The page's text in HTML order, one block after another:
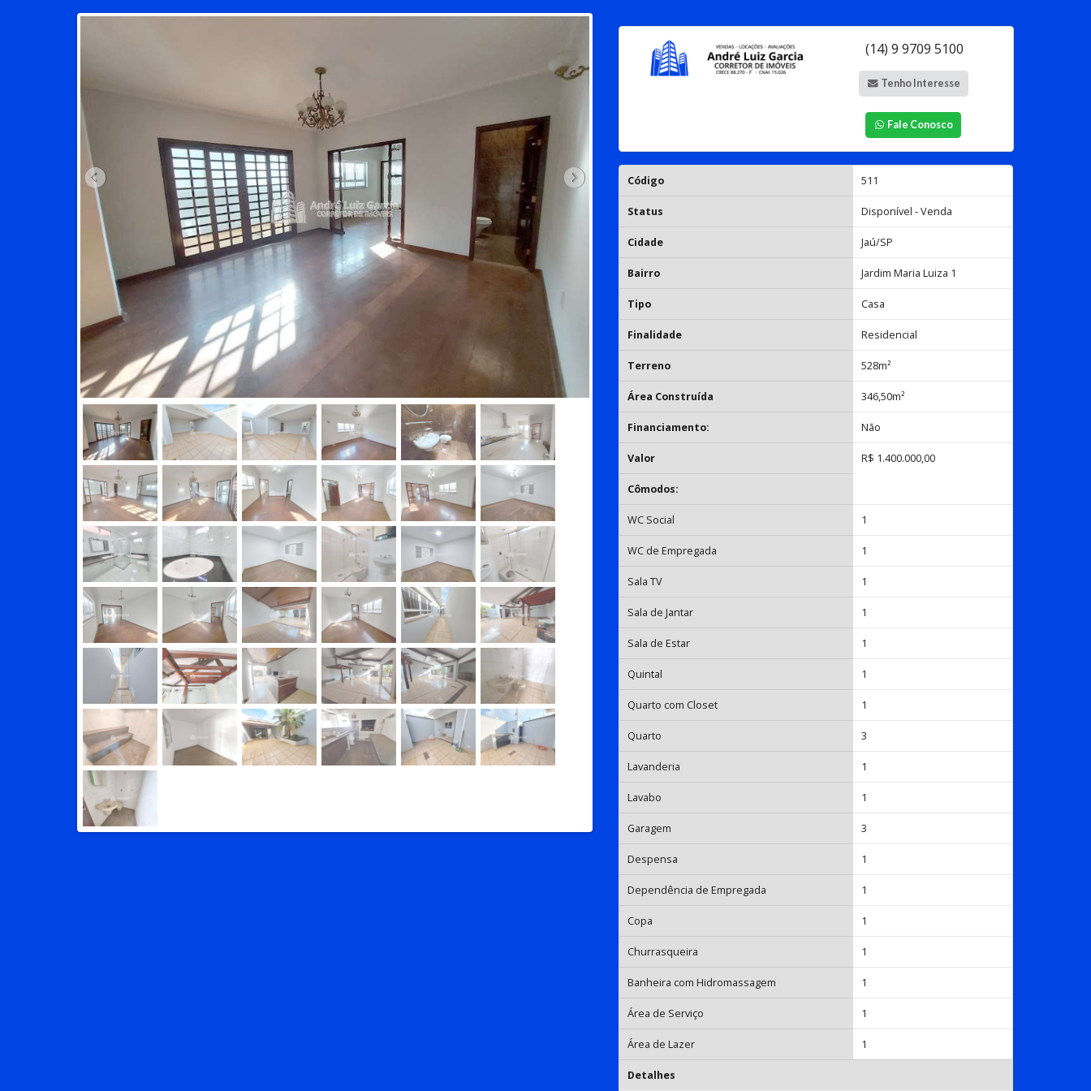
(14) 9 9709 5100
Tenho Interesse
Fale Conosco
Código 511
Status Disponível - Venda
Cidade Jaú/SP
Bairro Jardim Maria Luiza 1
Tipo Casa
Finalidade Residencial
Terreno 528m²
Área Construída 346,50m²
Financiamento: Não
Valor R$ 1.400.000,00
Cômodos:
WC Social 1
WC de Empregada 1
Sala TV 1
Sala de Jantar 1
Sala de Estar 1
Quintal 1
Quarto com Closet 1
Quarto 3
Lavanderia 1
Lavabo 1
Garagem 3
Despensa 1
Dependência de Empregada 1
Copa 1
Churrasqueira 1
Banheira com Hidromassagem 1
Área de Serviço 1
Área de Lazer 1
Detalhes